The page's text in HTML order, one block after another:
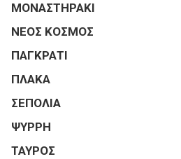
ΜΟΝΑΣΤΗΡΑΚΙ
ΝΕΟΣ ΚΟΣΜΟΣ
ΠΑΓΚΡΑΤΙ
ΠΛΑΚΑ
ΣΕΠΟΛΙΑ
ΨΥΡΡΗ
ΤΑΥΡΟΣ